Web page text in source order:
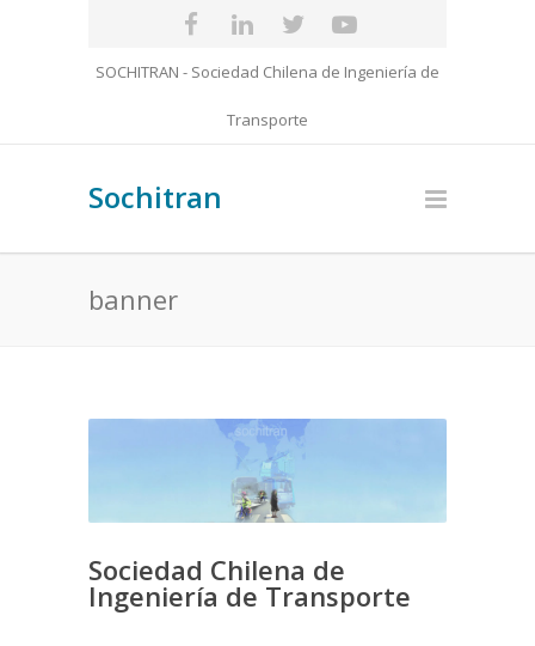
SOCHITRAN - Sociedad Chilena de Ingeniería de
Transporte
Sochitran
banner
Sociedad Chilena de
Ingeniería de Transporte